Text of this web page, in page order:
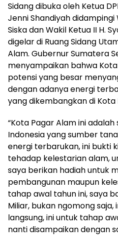
Sidang dibuka oleh Ketua
Jenni Shandiyah didampingi
Siska dan Wakil Ketua II H.
digelar di Ruang Sidang
Alam. Gubernur Sumatera
menyampaikan bahwa
potensi yang besar
dengan adanya energi
yang dikembangkan di Kota
“Kota Pagar Alam ini
Indonesia yang sumber
energi terbarukan, ini bukti
tehadap kelestarian alam,
saya berikan hadiah untuk
pembangunan maupun
tahap awal tahun ini, saya
Miliar, bukan ngomong saja,
langsung, ini untuk tahap
nanti disampaikan dengan